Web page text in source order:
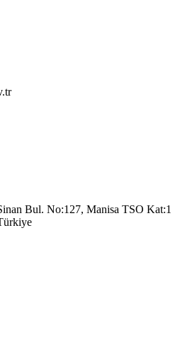
Bul. No:127, Manisa TSO Kat:1